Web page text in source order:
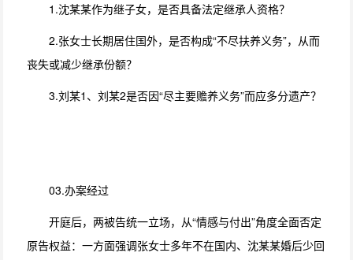
1.沈某某作为继子女，是否具备法定继承人资格？
2.张女士长期居住国外，是否构成“不尽扶养义务”，从而
丧失或减少继承份额？
3.刘某1、刘某2是否因“尽主要赡养义务”而应多分遗产？
03.办案经过
开庭后，两被告统一立场，从“情感与付出”角度全面否定
原告权益：一方面强调张女士多年不在国内、沈某某婚后少回